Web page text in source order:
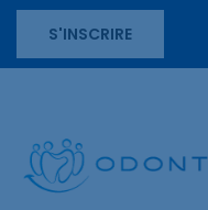
S'INSCRIRE